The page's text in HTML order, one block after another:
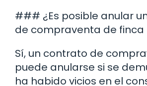
### ¿Es posible anular
de compraventa de finca
Sí, un contrato de
puede anularse si se
ha habido vicios en el